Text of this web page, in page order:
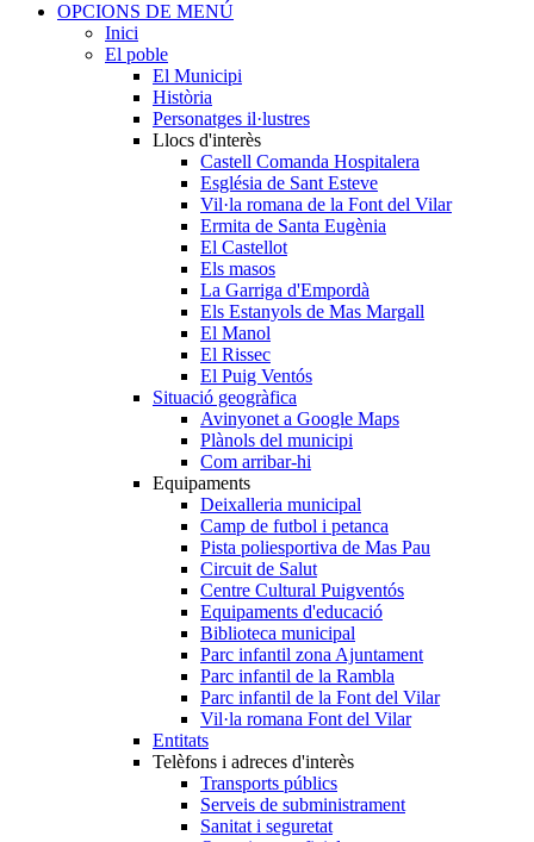
OPCIONS DE MENÚ
Inici
El poble
El Municipi
Història
Personatges il·lustres
Llocs d'interès
Castell Comanda Hospitalera
Església de Sant Esteve
Vil·la romana de la Font del Vilar
Ermita de Santa Eugènia
El Castellot
Els masos
La Garriga d'Empordà
Els Estanyols de Mas Margall
El Manol
El Rissec
El Puig Ventós
Situació geogràfica
Avinyonet a Google Maps
Plànols del municipi
Com arribar-hi
Equipaments
Deixalleria municipal
Camp de futbol i petanca
Pista poliesportiva de Mas Pau
Circuit de Salut
Centre Cultural Puigventós
Equipaments d'educació
Biblioteca municipal
Parc infantil zona Ajuntament
Parc infantil de la Rambla
Parc infantil de la Font del Vilar
Vil·la romana Font del Vilar
Entitats
Telèfons i adreces d'interès
Transports públics
Serveis de subministrament
Sanitat i seguretat